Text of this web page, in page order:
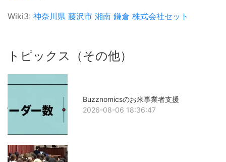
Wiki3: 神奈川県 藤沢市 湘南 鎌倉 株式会社セット
トピックス（その他）
Buzznomicsのお米事業者支援
2026-08-06 18:36:47